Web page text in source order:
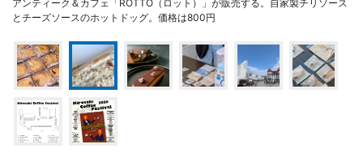
アンティーク＆カフェ「ROTTO（ロット）」が販売する。自家製チリソース
とチーズソースのホットドッグ。価格は800円